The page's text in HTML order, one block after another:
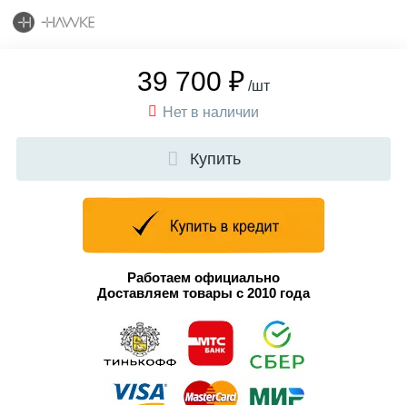
39 700 ₽ /шт
Нет в наличии
Купить
Работаем официально
Доставляем товары с 2010 года